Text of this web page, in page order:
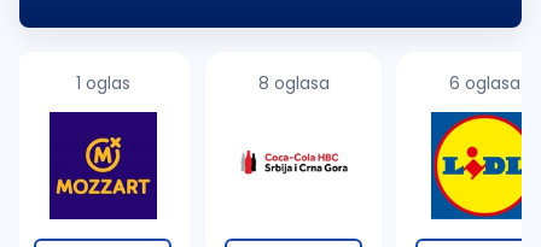
1 oglas 8 oglasa 6 oglasa